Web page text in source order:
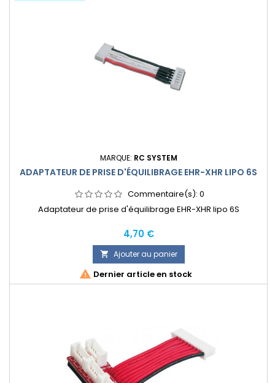
MARQUE: RC SYSTEM
ADAPTATEUR DE PRISE D'ÉQUILIBRAGE EHR-XHR LIPO 6S
Commentaire(s): 0
Adaptateur de prise d'équilibrage EHR-XHR lipo 6S
Prix
4,70 €
 Ajouter au panier
 Dernier article en stock